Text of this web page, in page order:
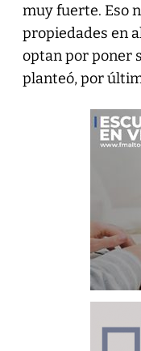
muy fuerte. Eso
propiedades en
optan por poner
planteó, por